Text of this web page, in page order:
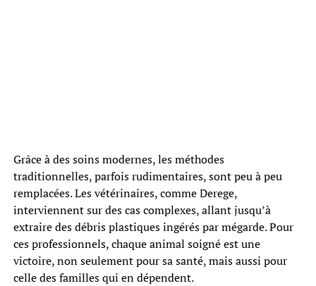
Grâce à des soins modernes, les méthodes
traditionnelles, parfois rudimentaires, sont peu à peu
remplacées. Les vétérinaires, comme Derege,
interviennent sur des cas complexes, allant jusqu’à
extraire des débris plastiques ingérés par mégarde. Pour
ces professionnels, chaque animal soigné est une
victoire, non seulement pour sa santé, mais aussi pour
celle des familles qui en dépendent.